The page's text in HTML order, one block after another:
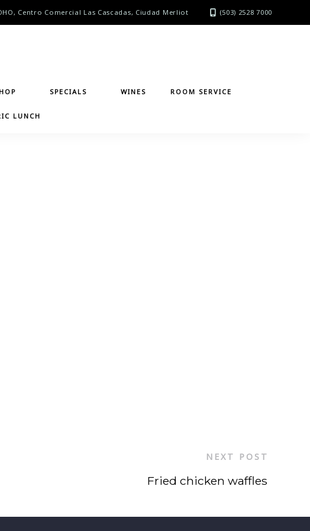
Centro Comercial Las Cascadas, Ciudad Merliot (503) 2528 7000
SPECIALS WINES ROOM SERVICE
LUNCH
NEXT POST
Fried chicken waffles